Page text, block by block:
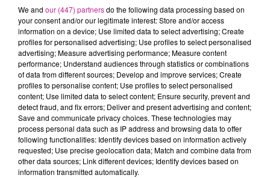
nouvelle a été officiellement confirmée ce week-end. Nous
souhaitons beaucoup de bonheur à toute la famille.
TITRES DIFFUSÉS Voir plus
7h51
7h51
ADELE CASTILLON
7h43
7h43
MASTER KG
7h40
7h40
We and our (447) partnersdo the following data processing based on
your consent and/or our legitimate interest: Store and/or access
information on a device; Use limited data to select advertising; Create
profiles for personalised advertising; Use profiles to select personalised
advertising; Measure advertising performance; Measure content
performance; Understand audiences through statistics or combinations
of data from different sources; Develop and improve services; Create
profiles to personalise content; Use profiles to select personalised
content; Use limited data to select content; Ensure security, prevent and
detect fraud, and fix errors; Deliver and present advertising and content;
Save and communicate privacy choices. These technologies may
process personal data such as IP address and browsing data to offer
following functionalities: Identify devices based on information actively
requested; Use precise geolocation data; Match and combine data from
other data sources; Link different devices; Identify devices based on
information transmitted automatically.